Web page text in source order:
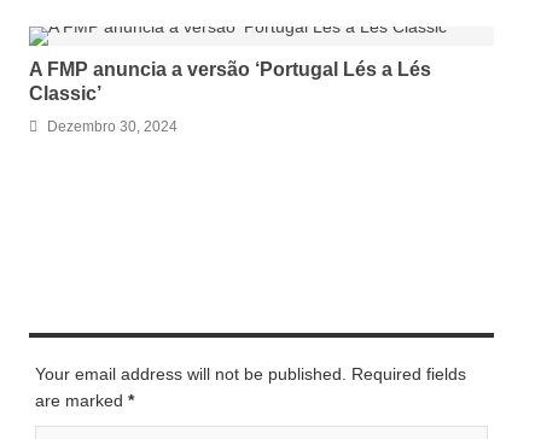
A FMP anuncia a versão ‘Portugal Lés a Lés
Classic’
Dezembro 30, 2024
Your email address will not be published. Required fields
are marked *